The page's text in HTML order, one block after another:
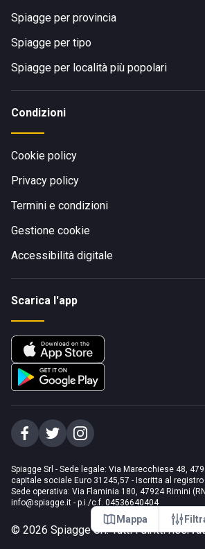
Mappa
Spiagge per provincia
Spiagge per tipo
Spiagge per località più popolari
Condizioni
Cookie policy
Privacy policy
Termini e condizioni
Gestione cookie
Accessibilità digitale
Scarica l'app
Spiagge Srl - Sede legale: Via Marecchiese 48,
capitale sociale Euro 31245,57 - Iscritta al
Sede operativa: Via Flaminia 180, 47924 Rimini
info@spiagge.it - p.i./c.f. 04536640404
© 2026 Spiagge Srl. Tutti i diritti